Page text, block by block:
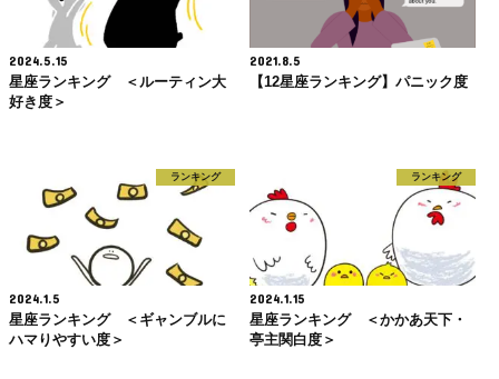
2024.5.15
星座ランキング ＜ルーティン大
好き度＞
2021.8.5
【12星座ランキング】パニック度
ランキング
2024.1.5
星座ランキング ＜ギャンブルに
ハマりやすい度＞
ランキング
2024.1.15
星座ランキング ＜かかあ天下・
亭主関白度＞